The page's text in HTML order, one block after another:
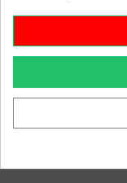
Recambio de
206 berlina xr |